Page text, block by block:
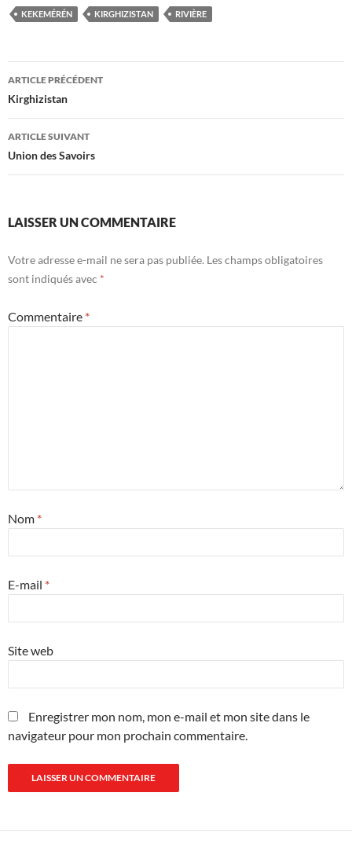
KEKEMÉRÉN KIRGHIZISTAN RIVIÈRE
Navigation
des
articles
ARTICLE PRÉCÉDENT
Kirghizistan
ARTICLE SUIVANT
Union des Savoirs
LAISSER UN COMMENTAIRE
Votre adresse e-mail ne sera pas publiée. Les champs obligatoires
sont indiqués avec *
Commentaire *
Nom *
E-mail *
Site web
Enregistrer mon nom, mon e-mail et mon site dans le
navigateur pour mon prochain commentaire.